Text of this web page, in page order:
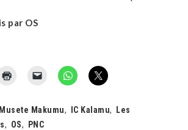
par OS
Makumu, IC Kalamu,
Les
, OS,
PNC